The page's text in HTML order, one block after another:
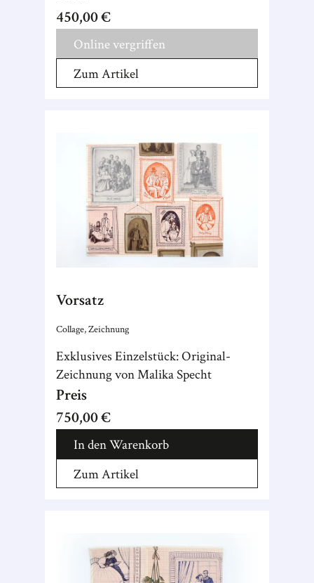
450,00 €
Online vergriffen
Zum Artikel
Vorsatz
Collage, Zeichnung
Exklusives Einzelstück: Original-
Zeichnung von Malika Specht
Preis
750,00 €
In den Warenkorb
Zum Artikel